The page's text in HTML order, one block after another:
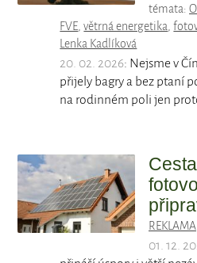
témata:
FVE,větrná energetika,
Lenka Kadlíková
20. 02. 2026: Nejsme v
přijely bagry a bez ptaní
na rodinném poli jen
REKLAMA
01. 12.